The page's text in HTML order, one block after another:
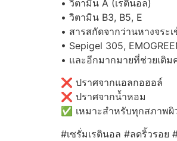
• วิตามิน A (เรตินอล)
• วิตามิน B3, B5, E
• สารสกัดจากว่านหางจระ
• Sepigel 305,
• และอีกมากมายที่ช่วยเติ
❌ ปราศจากแอลกอฮอล์
❌ ปราศจากน้ำหอม
✅ เหมาะสำหรับทุกสภาพผิ
#เซรั่มเรตินอล #ลดริ้วรอย